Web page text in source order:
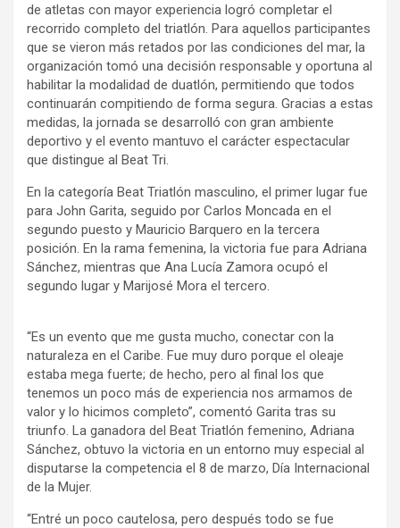
de atletas con mayor experiencia logró completar el
recorrido completo del triatlón. Para aquellos participantes
que se vieron más retados por las condiciones del mar, la
organización tomó una decisión responsable y oportuna al
habilitar la modalidad de duatlón, permitiendo que todos
continuarán compitiendo de forma segura. Gracias a estas
medidas, la jornada se desarrolló con gran ambiente
deportivo y el evento mantuvo el carácter espectacular
que distingue al Beat Tri.
En la categoría Beat Triatlón masculino, el primer lugar fue
para John Garita, seguido por Carlos Moncada en el
segundo puesto y Mauricio Barquero en la tercera
posición. En la rama femenina, la victoria fue para Adriana
Sánchez, mientras que Ana Lucía Zamora ocupó el
segundo lugar y Marijosé Mora el tercero.
“Es un evento que me gusta mucho, conectar con la
naturaleza en el Caribe. Fue muy duro porque el oleaje
estaba mega fuerte; de hecho, pero al final los que
tenemos un poco más de experiencia nos armamos de
valor y lo hicimos completo”, comentó Garita tras su
triunfo. La ganadora del Beat Triatlón femenino, Adriana
Sánchez, obtuvo la victoria en un entorno muy especial al
disputarse la competencia el 8 de marzo, Día Internacional
de la Mujer.
“Entré un poco cautelosa, pero después todo se fue